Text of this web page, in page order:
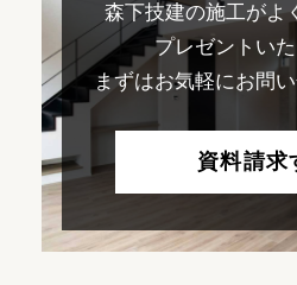
森下技建の施工がよ
プレゼントいた
まずはお気軽にお問
資料請求